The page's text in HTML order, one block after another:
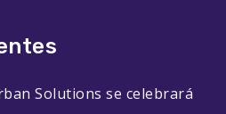
Solutions se celebrará